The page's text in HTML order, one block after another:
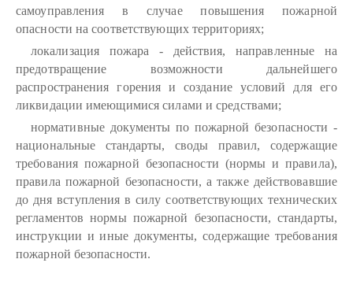
самоуправления в случае повышения пожарной
опасности на соответствующих территориях;
локализация пожара - действия, направленные на
предотвращение возможности дальнейшего
распространения горения и создание условий для его
ликвидации имеющимися силами и средствами;
нормативные документы по пожарной безопасности -
национальные стандарты, своды правил, содержащие
требования пожарной безопасности (нормы и правила),
правила пожарной безопасности, а также действовавшие
до дня вступления в силу соответствующих технических
регламентов нормы пожарной безопасности, стандарты,
инструкции и иные документы, содержащие требования
пожарной безопасности.